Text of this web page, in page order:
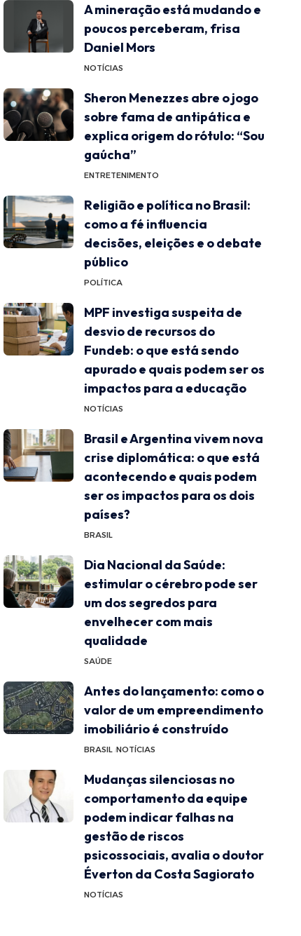
A mineração está mudando e
poucos perceberam, frisa
Daniel Mors
NOTÍCIAS
Sheron Menezzes abre o jogo
sobre fama de antipática e
explica origem do rótulo: “Sou
gaúcha”
ENTRETENIMENTO
Religião e política no Brasil:
como a fé influencia
decisões, eleições e o debate
público
POLÍTICA
MPF investiga suspeita de
desvio de recursos do
Fundeb: o que está sendo
apurado e quais podem ser os
impactos para a educação
NOTÍCIAS
Brasil e Argentina vivem nova
crise diplomática: o que está
acontecendo e quais podem
ser os impactos para os dois
países?
BRASIL
Dia Nacional da Saúde:
estimular o cérebro pode ser
um dos segredos para
envelhecer com mais
qualidade
SAÚDE
Antes do lançamento: como o
valor de um empreendimento
imobiliário é construído
BRASIL NOTÍCIAS
Mudanças silenciosas no
comportamento da equipe
podem indicar falhas na
gestão de riscos
psicossociais, avalia o doutor
Éverton da Costa Sagiorato
NOTÍCIAS